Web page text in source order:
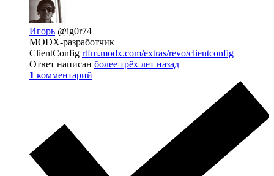
Игорь @ig0r74
MODX-разработчик
ClientConfig rtfm.modx.com/extras/revo/clientconfig
Ответ написан более трёх лет назад
1 комментарий